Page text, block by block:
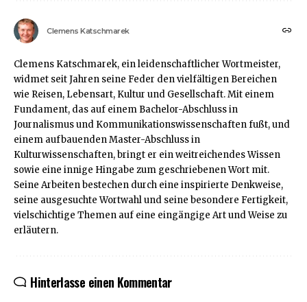
Clemens Katschmarek
Clemens Katschmarek, ein leidenschaftlicher Wortmeister,
widmet seit Jahren seine Feder den vielfältigen Bereichen
wie Reisen, Lebensart, Kultur und Gesellschaft. Mit einem
Fundament, das auf einem Bachelor-Abschluss in
Journalismus und Kommunikationswissenschaften fußt, und
einem aufbauenden Master-Abschluss in
Kulturwissenschaften, bringt er ein weitreichendes Wissen
sowie eine innige Hingabe zum geschriebenen Wort mit.
Seine Arbeiten bestechen durch eine inspirierte Denkweise,
seine ausgesuchte Wortwahl und seine besondere Fertigkeit,
vielschichtige Themen auf eine eingängige Art und Weise zu
erläutern.
Hinterlasse einen Kommentar